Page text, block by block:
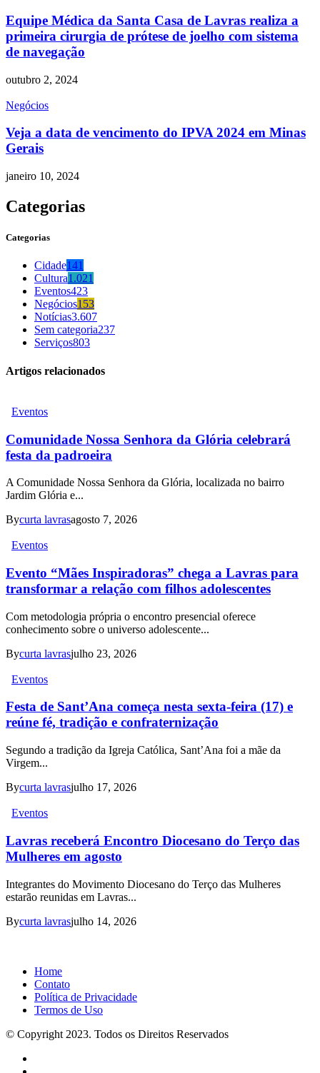
Equipe Médica da Santa Casa de Lavras realiza a
primeira cirurgia de prótese de joelho com sistema
de navegação
outubro 2, 2024
Negócios
Veja a data de vencimento do IPVA 2024 em Minas
Gerais
janeiro 10, 2024
Categorias
Categorias
Cidade141
Cultura1.021
Eventos423
Negócios153
Notícias3.607
Sem categoria237
Serviços803
Artigos relacionados
Eventos
Comunidade Nossa Senhora da Glória celebrará
festa da padroeira
A Comunidade Nossa Senhora da Glória, localizada no bairro
Jardim Glória e...
Bycurta lavrasagosto 7, 2026
Eventos
Evento “Mães Inspiradoras” chega a Lavras para
transformar a relação com filhos adolescentes
Com metodologia própria o encontro presencial oferece
conhecimento sobre o universo adolescente...
Bycurta lavrasjulho 23, 2026
Eventos
Festa de Sant’Ana começa nesta sexta-feira (17) e
reúne fé, tradição e confraternização
Segundo a tradição da Igreja Católica, Sant’Ana foi a mãe da
Virgem...
Bycurta lavrasjulho 17, 2026
Eventos
Lavras receberá Encontro Diocesano do Terço das
Mulheres em agosto
Integrantes do Movimento Diocesano do Terço das Mulheres
estarão reunidas em Lavras...
Bycurta lavrasjulho 14, 2026
Home
Contato
Política de Privacidade
Termos de Uso
© Copyright 2023. Todos os Direitos Reservados